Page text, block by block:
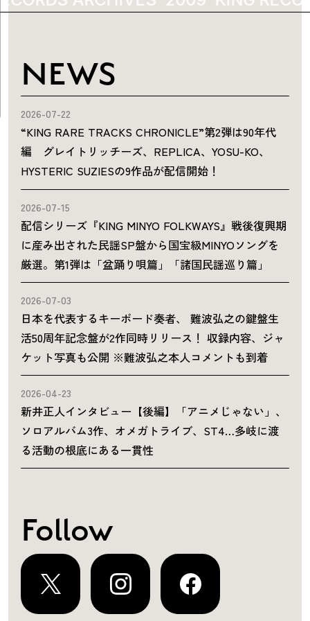
NEWS
2026-07-22
“KING RARE TRACKS CHRONICLE”第2弾は90年代
編 グレイトリッチーズ、REPLICA、YOSU-KO、
HYSTERIC SUZIESの9作品が配信開始！
2026-07-15
配信シリーズ『KING MINYO FOLKWAYS』戦後復興期
に産み出された民謡SP盤から国宝級MINYOソングを
厳選。第1弾は「盆踊り唄篇」「諸国民謡巡り篇」
2026-07-03
日本を代表するキーボード奏者、 難波弘之の鍵盤生
活50周年記念盤が2作同時リリース！ 収録内容、ジャ
ケット写真も公開 ※難波弘之本人コメントも到着
2026-04-23
新井正人インタビュー【後編】「アニメじゃない」、
ソロアルバム3作、オメガトライブ、ST4…多岐に渡
る活動の根底にある一貫性
Follow